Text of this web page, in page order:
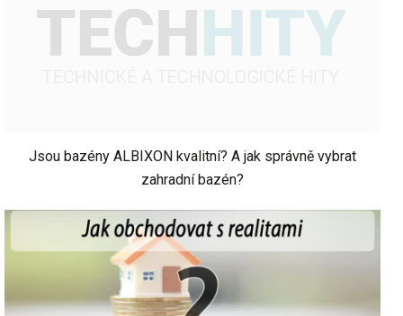
Jsou bazény ALBIXON kvalitní? A jak správně vybrat
zahradní bazén?